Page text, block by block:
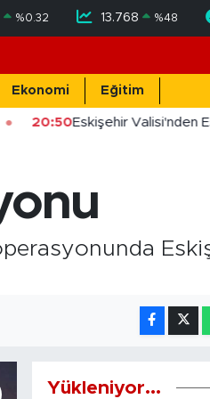
%0.32 13.768 %48
Ekonomi Eğitim
20:50Eskişehir Valisi'nden
Yükleniyor...